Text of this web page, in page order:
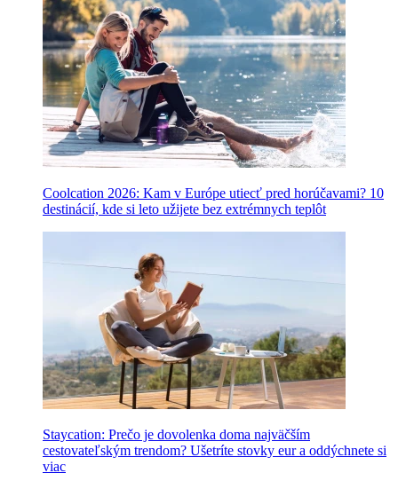
Coolcation 2026: Kam v Európe utiecť pred horúčavami? 10
destinácií, kde si leto užijete bez extrémnych teplôt
Staycation: Prečo je dovolenka doma najväčším
cestovateľským trendom? Ušetríte stovky eur a oddýchnete si
viac